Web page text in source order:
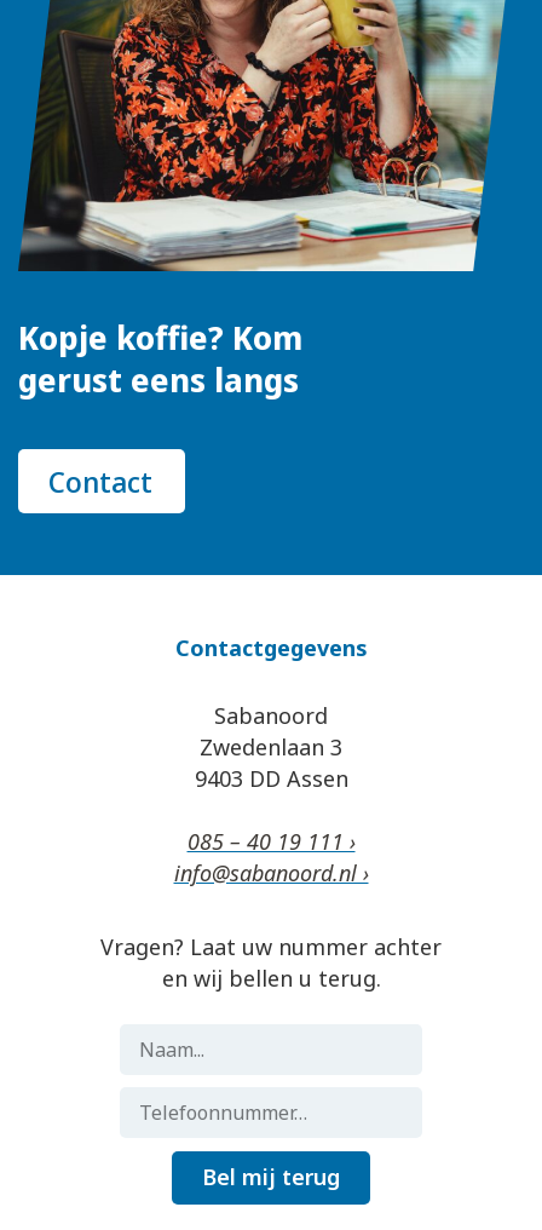
Kopje koffie? Kom
gerust eens langs
Contact
Contactgegevens
Sabanoord
Zwedenlaan 3
9403 DD Assen
085 – 40 19 111 ›
info@sabanoord.nl ›
Vragen? Laat uw nummer achter
en wij bellen u terug.
Bel mij terug